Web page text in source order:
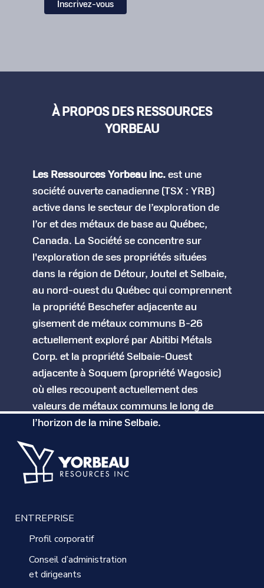
À PROPOS DES RESSOURCES
YORBEAU
Les Ressources Yorbeau inc. est une
société ouverte canadienne (TSX : YRB)
active dans le secteur de l’exploration de
l’or et des métaux de base au Québec,
Canada. La Société se concentre sur
l'exploration de ses propriétés situées
dans la région de Détour, Joutel et Selbaie,
au nord-ouest du Québec qui comprennent
la propriété Beschefer adjacente au
gisement de métaux communs B-26
actuellement exploré par Abitibi Métals
Corp. et la propriété Selbaie-Ouest
adjacente à Soquem (propriété Wagosic)
où elles recoupent actuellement des
valeurs de métaux communs le long de
l’horizon de la mine Selbaie.
ENTREPRISE
Profil corporatif
Conseil d’administration
et dirigeants